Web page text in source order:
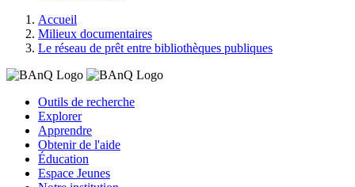
Accueil
Milieux documentaires
Le réseau de prêt entre bibliothèques publiques
Outils de recherche
Explorer
Apprendre
Obtenir de l'aide
Éducation
Espace Jeunes